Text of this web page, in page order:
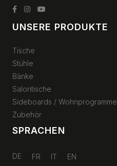
UNSERE PRODUKTE
Tische
Stühle
Bänke
Salontische
Sideboards / Wohnprogramme
Zubehör
SPRACHEN
DE FR IT EN